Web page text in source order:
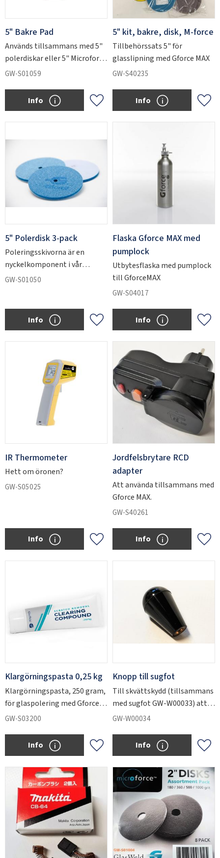
5" Bakre Pad
Används tillsammans med 5"
polerdiskar eller 5" Microforce
slipdiskar.
GW-S01059
Lägg till i favoriter
Info
5" kit, bakre, disk, M-force
Tillbehörssats 5" för
glasslipning med Gforce MAX
GW-S40235
Info
5" Polerdisk 3-pack
Poleringsskivorna är en
nyckelkomponent i vår
enstegsteknik vid
GW-S01050
Lägg till i favoriter
Info
Flaska Gforce MAX med
pumplock
Utbytesflaska med pumplock
till GforceMAX
GW-S04017
Info
IR Thermometer
Hett om öronen?
GW-S05025
Lägg till i favoriter
Info
Jordfelsbrytare RCD
adapter
Att använda tillsammans med
Gforce MAX.
GW-S40261
Info
Klargörningspasta 0,25 kg
Klargörningspasta, 250 gram,
för glaspolering med Gforce
MAX
GW-S03200
Lägg till i favoriter
Info
Knopp till sugfot
Till skvättskydd (tillsammans
med sugfot GW-W00033) att
använda vid glaspolering.
GW-W00034
Info